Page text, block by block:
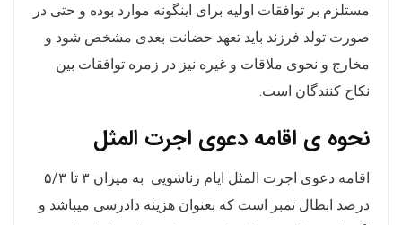
مستلزم بر توافقات اولیه برای اینگونه موارد بوده و حتی در
صورت تولد فرزند باید تعهد حضانت بعدی مشخص شود و
مخارج و نحوی ملاقات و غیره نیز در زمره توافقات بین
نکاح کنندگان است.
نحوه ی اقامه دعوی اجرت المثل
اقامه دعوی اجرت المثل ایام زناشویی به میزان ۳ تا ۵/۳
درصد ابطال تمبر است که بعنوان هزینه دادرسی میباشد و